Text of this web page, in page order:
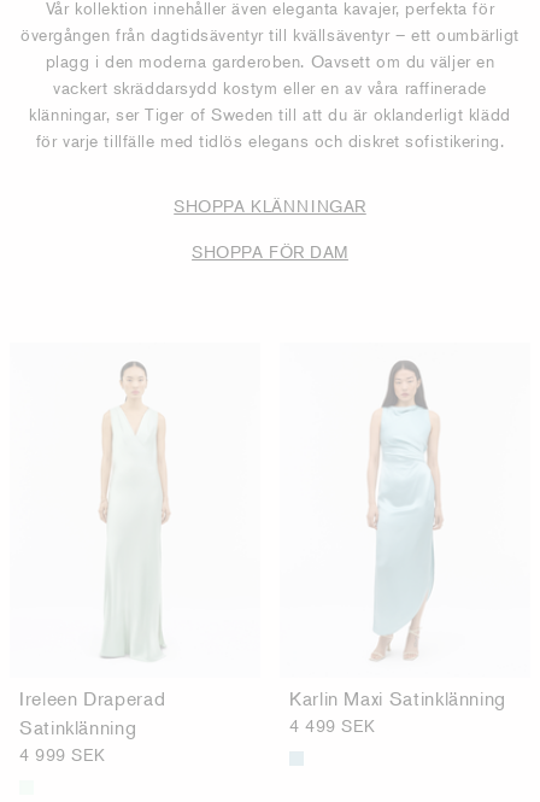
Vår kollektion innehåller även eleganta kavajer, perfekta för
övergången från dagtidsäventyr till kvällsäventyr – ett oumbärligt
plagg i den moderna garderoben. Oavsett om du väljer en
vackert skräddarsydd kostym eller en av våra raffinerade
klänningar, ser Tiger of Sweden till att du är oklanderligt klädd
för varje tillfälle med tidlös elegans och diskret sofistikering.
SHOPPA KLÄNNINGAR
SHOPPA FÖR DAM
Ireleen Draperad
Satinklänning
4 999 SEK
Karlin Maxi Satinklänning
4 499 SEK